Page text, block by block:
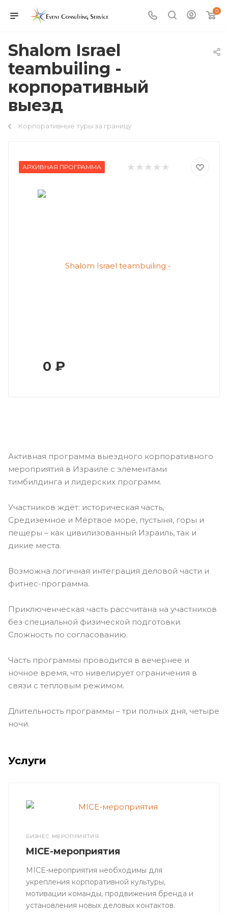
0
Shalom Israel
teambuiling -
корпоративный
выезд
Корпоративные туры за границу
АРХИВНАЯ ПРОГРАММА
0 ₽
Активная программа выездного корпоративного
мероприятия в Израиле с элементами
тимбилдинга и лидерских программ.
Участников ждёт: историческая часть,
Средиземное и Мёртвое море, пустыня, горы и
пещеры – как цивилизованный Израиль, так и
дикие места.
Возможна логичная интеграция деловой части и
фитнес-программа.
Приключенческая часть рассчитана на участников
без специальной физической подготовки.
Сложность по согласованию.
Часть программы проводится в вечернее и
ночное время, что нивелирует ограничения в
связи с тепловым режимом.
Длительность программы – три полных дня, четыре
ночи.
Услуги
БИЗНЕС МЕРОПРИЯТИЯ
MICE-мероприятия
MICE-мероприятия необходимы для
укрепления корпоративной культуры,
мотивации команды, продвижения бренда и
установления новых деловых контактов.